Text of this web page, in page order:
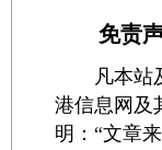
免责
凡本站及
港信息网及
明：“文章